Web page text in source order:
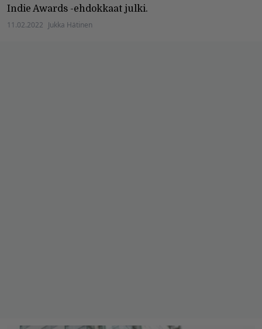
Indie Awards -ehdokkaat julki.
11.02.2022 Jukka Hätinen